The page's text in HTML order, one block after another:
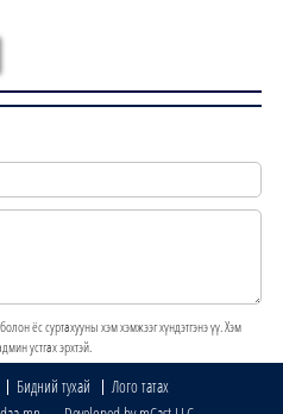
ёс суртахууны хэм хэмжээг хүндэтгэнэ үү. Хэм
устгах эрхтэй.
Бидний тухай
Лого татах